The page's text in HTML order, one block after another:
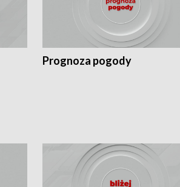
Prognoza pogody